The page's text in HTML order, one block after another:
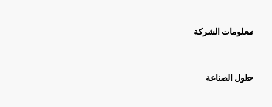
معلومات الشركة
حلول الصناعة